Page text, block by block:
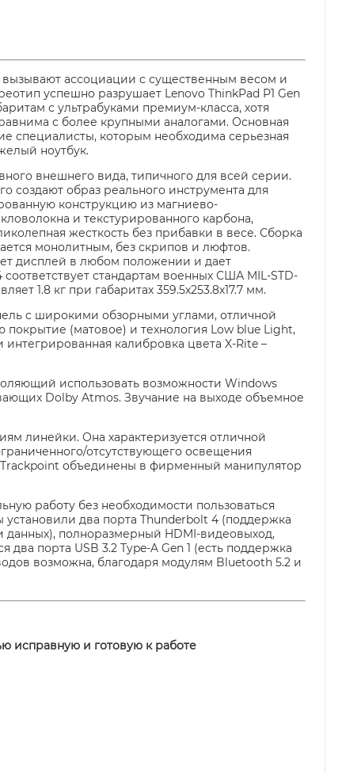
ассоциации с существенным весом и
успешно разрушает Lenovo ThinkPad P1 Gen
с ультрабуками премиум-класса, хотя
с более крупными аналогами. Основная
специалисты, которым необходима серьезная
ноутбук.
внешнего вида, типичного для всей серии.
создают образ реального инструмента для
конструкцию из магниево-
и текстурированного карбона,
жесткость без прибавки в весе. Сборка
монолитным, без скрипов и люфтов.
дисплей в любом положении и дает
стандартам военных США MIL-STD-
1.8 кг при габаритах 359.5х253.8х17.7 мм.
с широкими обзорными углами, отличной
(матовое) и технология Low blue Light,
калибровка цвета X-Rite –
использовать возможности Windows
Dolby Atmos. Звучание на выходе объемное
линейки. Она характеризуется отличной
отсутствующего освещения
Trackpoint объединены в фирменный манипулятор
работу без необходимости пользоваться
два порта Thunderbolt 4 (поддержка
полноразмерный HDMI-видеовыход,
порта USB 3.2 Type-A Gen 1 (есть поддержка
возможна, благодаря модулям Bluetooth 5.2 и
исправную и готовую к работе